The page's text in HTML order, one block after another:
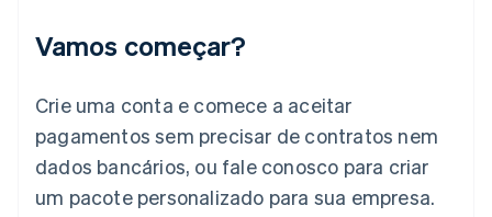
Vamos começar?
Crie uma conta e comece a aceitar
pagamentos sem precisar de contratos nem
dados bancários, ou fale conosco para criar
um pacote personalizado para sua empresa.
Itália
Japão
Letônia
English
Liechtenstein
Deutsch English